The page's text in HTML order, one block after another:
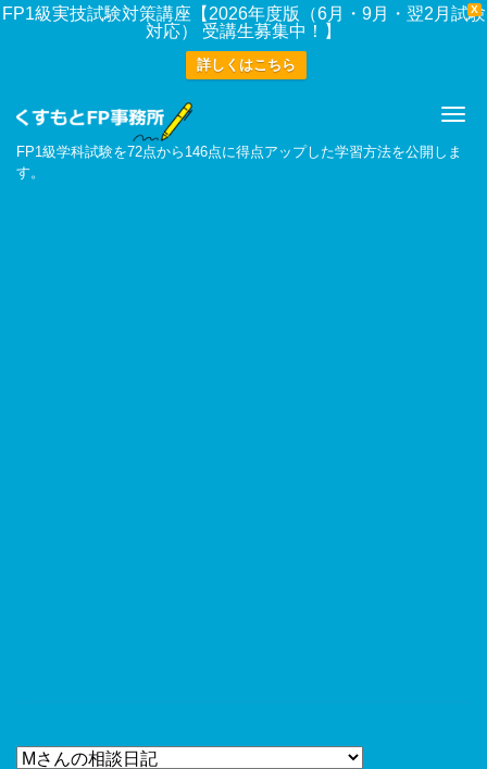
X
FP1級実技試験対策講座【2026年度版（6月・9月・翌2月試験
対応） 受講生募集中！】
詳しくはこちら
FP1級学科試験を72点から146点に得点アップした学習方法を公開しま
す。